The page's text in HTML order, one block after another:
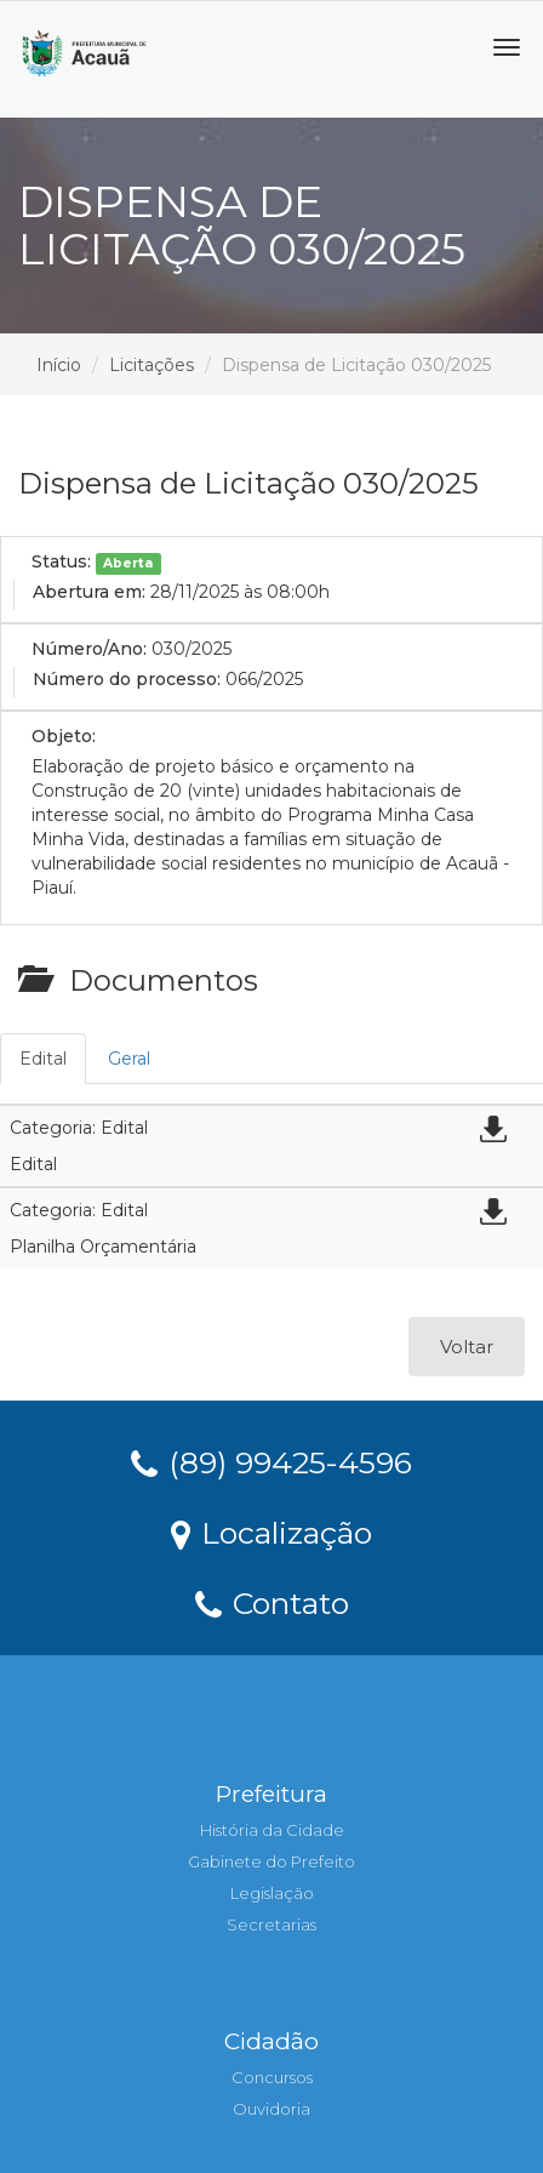
DISPENSA DE
LICITAÇÃO 030/2025
Início Licitações Dispensa de Licitação 030/2025
Dispensa de Licitação 030/2025
Status: Aberta
Abertura em: 28/11/2025 às 08:00h
Número/Ano: 030/2025
Número do processo: 066/2025
Objeto:
Elaboração de projeto básico e orçamento na
Construção de 20 (vinte) unidades habitacionais de
interesse social, no âmbito do Programa Minha Casa
Minha Vida, destinadas a famílias em situação de
vulnerabilidade social residentes no município de Acauã -
Piauí.
Documentos
Edital Geral
Categoria: Edital
Edital
Categoria: Edital
Planilha Orçamentária
Voltar
(89) 99425-4596
Localização
Contato
Prefeitura
História da Cidade
Gabinete do Prefeito
Legislação
Secretarias
Cidadão
Concursos
Ouvidoria